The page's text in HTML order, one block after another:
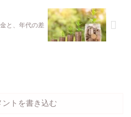
と、年代の差
ントを書き込む